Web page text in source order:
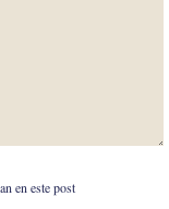
en este post